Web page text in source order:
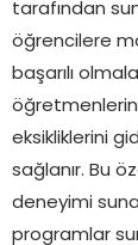
tarafından
öğrencilere
başarılı
eksikliklerini
sağlanır. Bu
deneyimi
programlar